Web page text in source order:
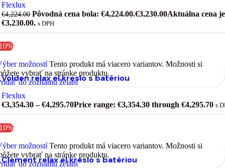
Flexlux
€4,224.00 Pôvodná cena bola: €4,224.00.€3,230.00Aktuálna cena
€3,230.00. s DPH
možností Tento produkt má viacero variantov. Možnosti si
vybrať na stránke produktu.
do zoznamu želaní
Volden relax el.kreslo s batériou
Flexlux
€3,354.30 – €4,295.70Price range: €3,354.30 through €4,295.70 s
možností Tento produkt má viacero variantov. Možnosti si
vybrať na stránke produktu.
do zoznamu želaní
Clement relax el.kreslo s batériou